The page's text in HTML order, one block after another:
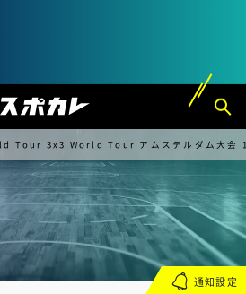
Tour 3x3 World Tour アムステルダム大会
通知設定